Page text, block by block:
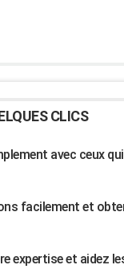
CLICS
avec ceux
facilement et
expertise et aidez